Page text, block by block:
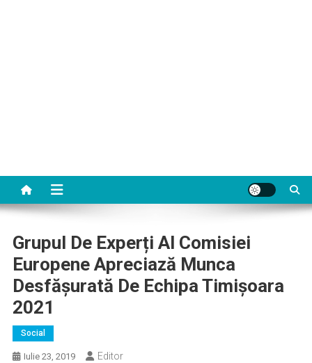
Grupul De Experți Al Comisiei
Europene Apreciază Munca
Desfășurată De Echipa Timișoara
2021
Social
Iulie 23, 2019 Editor